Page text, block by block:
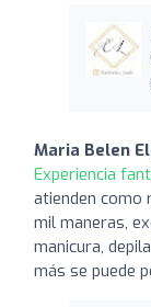
Maria Belen
Experiencia
atienden como
mil maneras,
manicura,
más se puede